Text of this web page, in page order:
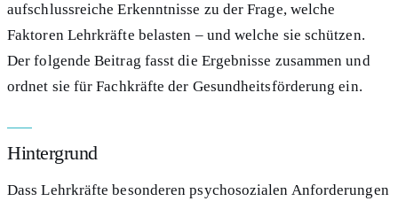
aufschlussreiche Erkenntnisse zu der Frage, welche
Faktoren Lehrkräfte belasten – und welche sie schützen.
Der folgende Beitrag fasst die Ergebnisse zusammen und
ordnet sie für Fachkräfte der Gesundheitsförderung ein.
Hintergrund
Dass Lehrkräfte besonderen psychosozialen Anforderungen